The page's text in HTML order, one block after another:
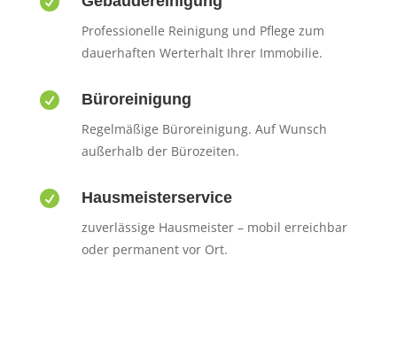
Professionelle Reinigung und Pflege zum
dauerhaften Werterhalt Ihrer Immobilie.
 Büroreinigung
Regelmäßige Büroreinigung. Auf Wunsch
außerhalb der Bürozeiten.
 Hausmeisterservice
zuverlässige Hausmeister – mobil erreichbar
oder permanent vor Ort.